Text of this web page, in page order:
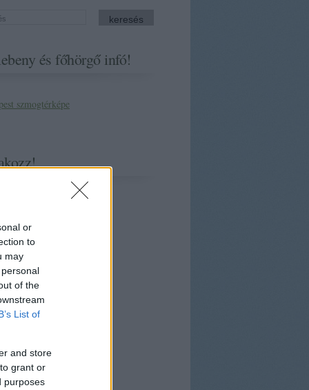
or
to
may
of the
List of
and store
grant or
purposes
és főhörgő infó!